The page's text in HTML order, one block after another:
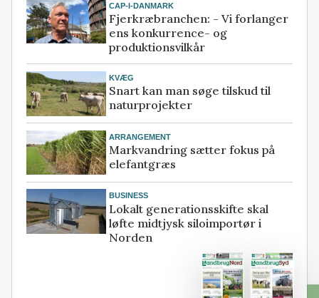
CAP-I-DANMARK
Fjerkræbranchen: - Vi forlanger
ens konkurrence- og
produktionsvilkår
KVÆG
Snart kan man søge tilskud til
naturprojekter
ARRANGEMENT
Markvandring sætter fokus på
elefantgræs
BUSINESS
Lokalt generationsskifte skal
løfte midtjysk siloimportør i
Norden